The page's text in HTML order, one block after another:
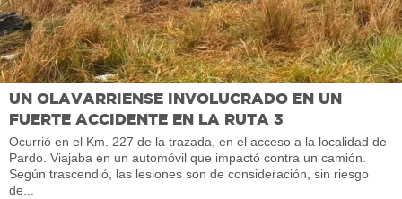
UN OLAVARRIENSE INVOLUCRADO EN UN
FUERTE ACCIDENTE EN LA RUTA 3
Ocurrió en el Km. 227 de la trazada, en el acceso a la localidad de
Pardo. Viajaba en un automóvil que impactó contra un camión.
Según trascendió, las lesiones son de consideración, sin riesgo
de...